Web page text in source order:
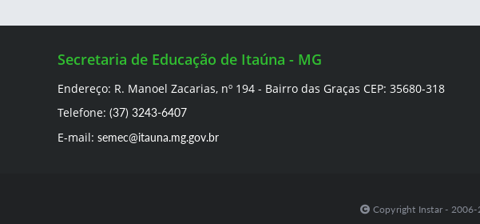
Secretaria de Educação de Itaúna - MG
Endereço: R. Manoel Zacarias, nº 194 - Bairro das Graças CEP: 35680-318
Telefone: (37) 3243-6407
E-mail: semec@itauna.mg.gov.br
Copyright Instar - 2006-